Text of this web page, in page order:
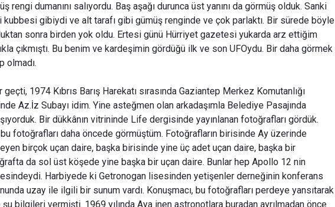
rengi dumanını salıyordu. Baş aşağı durunca üst yanını da görmüş olduk. Sanki
kubbesi gibiydi ve alt tarafı gibi gümüş renginde ve çok parlaktı. Bir sürede böyle
sonra birden yok oldu. Ertesi günü Hürriyet gazetesi yukarda arz ettiğim
çıkmıştı. Bu benim ve kardeşimin gördüğü ilk ve son UFOydu. Bir daha görmek
olmadı.
geçti, 1974 Kıbrıs Barış Harekatı sırasında Gaziantep Merkez Komutanlığı
Az.İz Subayı idim. Yine asteğmen olan arkadaşımla Belediye Pasajında
Bir dükkânın vitrininde Life dergisinde yayınlanan fotoğrafları gördük.
fotoğrafları daha öncede görmüştüm. Fotoğrafların birisinde Ay üzerinde
birçok uçan daire, başka birisinde yine üç adet uçan daire, başka bir
da sol üst köşede yine başka bir uçan daire. Bunlar hep Apollo 12 nin
Harbiyede ki Getronogan lisesinden yetişenler derneğinin konferans
uzay ile ilgili bir sunum vardı. Konuşmacı, bu fotoğrafları perdeye yansıtarak
bilgileri vermişti. 1969 yılında Aya inen astronotlara buradan ayrılmadan önce